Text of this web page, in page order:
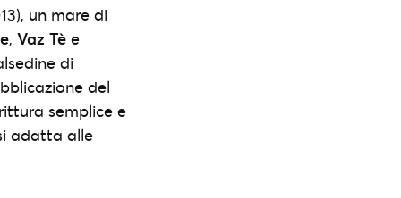
un mare di
, Vaz Tè e
di
del
semplice e
adatta alle